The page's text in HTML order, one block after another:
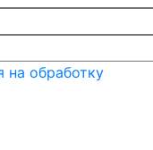
на обработку